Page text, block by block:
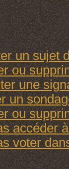
un sujet
ou
une
un
ou
accéder
voter